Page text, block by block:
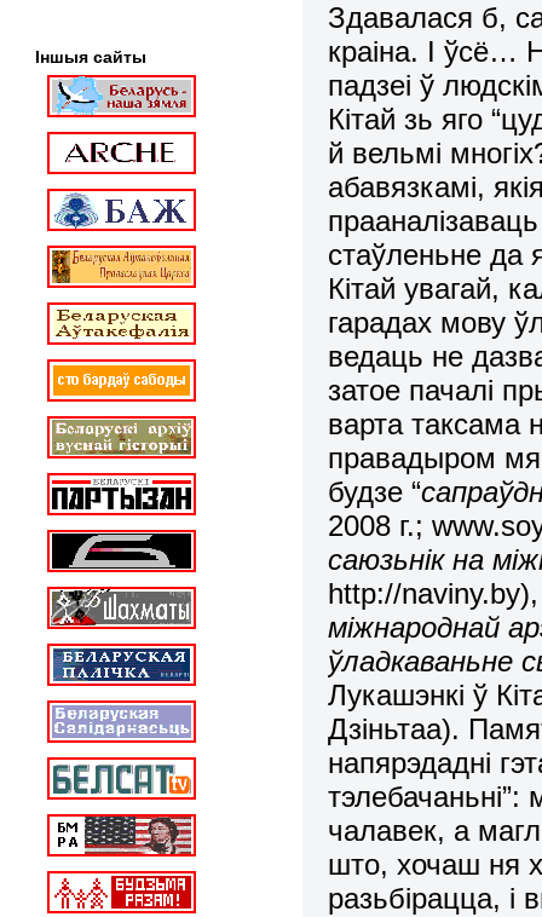
Здавалася б,
краіна. І ўсё…
падзеі ў
Кітай зь яго
й вельмі
абавязкамі,
стаўленьне да
Кітай увагай,
гарадах мову
ведаць не
затое пачалі
варта таксама
правадыром
будзе “
2008 г.;
саюзьнік на
http://
міжнароднай
ўладкаваньне
Лукашэнкі ў
Дзіньтаа).
напярэдадні
чалавек, а
што, хочаш ня
разьбірацца,
Іншыя сайты